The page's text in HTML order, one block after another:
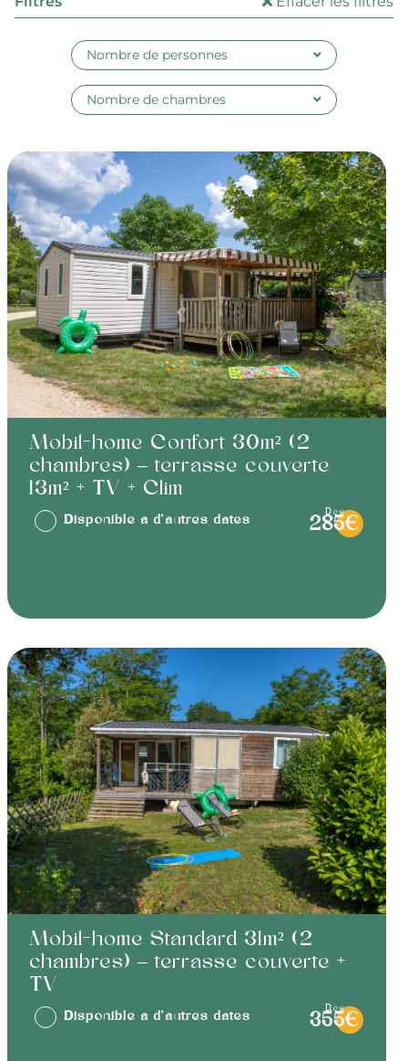
Nombre de personnes
Nombre de chambres
Mobil-home Standard 31m² (2
chambres) – terrasse couverte +
TV
Disponible à d'autres dates
dès
355€
Mobil-home Confort 30m² (2
chambres) – terrasse couverte
13m² + TV + Clim
Disponible à d'autres dates
dès
285€